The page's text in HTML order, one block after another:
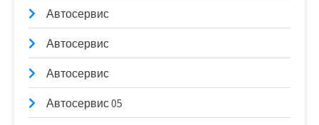
Автосервис
Автосервис
Автосервис
Автосервис 05